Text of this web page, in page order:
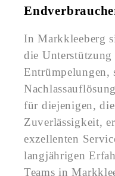
In Markkleeberg
die
Entrümpelungen,
für diejenigen,
Zuverlässigkeit,
exzellenten
langjährigen
Teams in